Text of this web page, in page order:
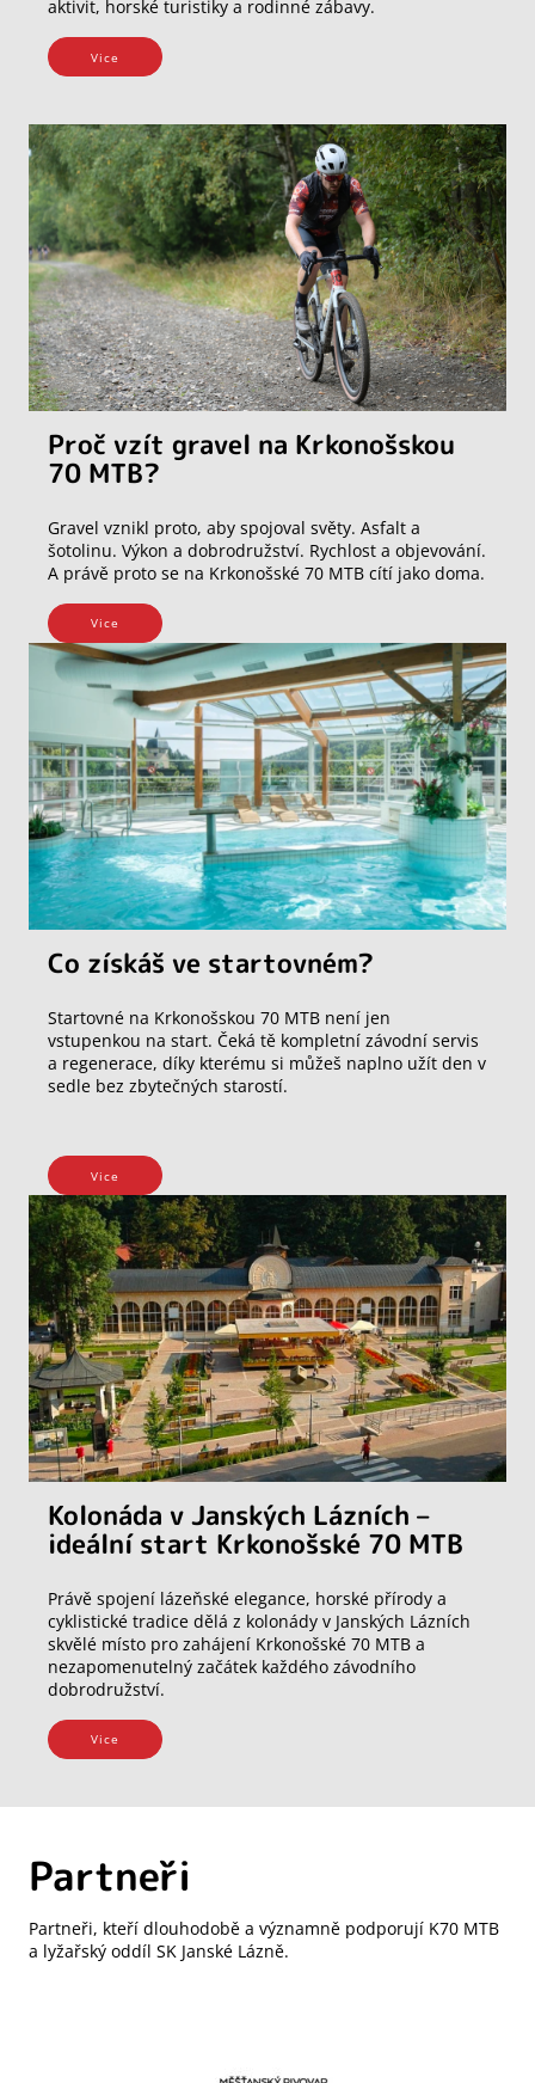
aktivit, horské turistiky a rodinné zábavy.
Vice
Proč vzít gravel na Krkonošskou
70 MTB?
Gravel vznikl proto, aby spojoval světy. Asfalt a
šotolinu. Výkon a dobrodružství. Rychlost a objevování.
A právě proto se na Krkonošské 70 MTB cítí jako doma.
Vice
Co získáš ve startovném?
Startovné na Krkonošskou 70 MTB není jen
vstupenkou na start. Čeká tě kompletní závodní servis
a regenerace, díky kterému si můžeš naplno užít den v
sedle bez zbytečných starostí.
Vice
Kolonáda v Janských Lázních –
ideální start Krkonošské 70 MTB
Právě spojení lázeňské elegance, horské přírody a
cyklistické tradice dělá z kolonády v Janských Lázních
skvělé místo pro zahájení Krkonošské 70 MTB a
nezapomenutelný začátek každého závodního
dobrodružství.
Vice
Partneři
Partneři, kteří dlouhodobě a významně podporují K70 MTB
a lyžařský oddíl SK Janské Lázně.